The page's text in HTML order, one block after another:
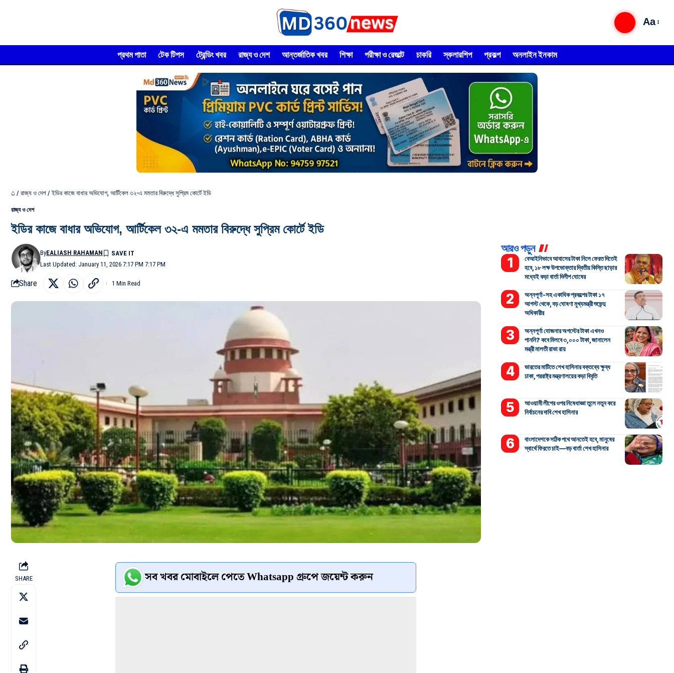
Aa
প্রথম পাতা টেক টিপস ট্রেন্ডিং খবর রাজ্য ও দেশ আন্তর্জাতিক খবর শিক্ষা পরীক্ষা ও রেজাল্ট চাকরি স্কলারশিপ প্রকল্প অনলাইন ইনকাম
⌂ / রাজ্য ও দেশ /ইডির কাজে বাধার অভিযোগ, আর্টিকেল ৩২-এ মমতার বিরুদ্ধে সুপ্রিম কোর্টে ইডি
রাজ্য ও দেশ
ইডির কাজে বাধার অভিযোগ, আর্টিকেল ৩২-এ মমতার বিরুদ্ধে সুপ্রিম কোর্টে ইডি
Last Updated: January 11, 2026 7:17 PM 7:17 PM
ByEALIASH RAHAMAN
Share 1 Min Read
SHARE সব খবর মোবাইলে পেতে Whatsapp গ্রুপে জয়েন্ট করুন
আরও পড়ুন
বেআইনিভাবে আবাসের টাকা নিলে ফেরত দিতেই
হবে, ১৮ লক্ষ উপভোক্তার দ্বিতীয় কিস্তি ছাড়ার
মধ্যেই কড়া বার্তা দিলীপ ঘোষের
অন্নপূর্ণা-সহ একাধিক প্রকল্পের টাকা ১৭
আগস্ট থেকে, বড় ঘোষণা মুখ্যমন্ত্রী শুভেন্দু
অধিকারীর
অন্নপূর্ণা যোজনার অগস্টের টাকা এখনও
পাননি? কবে মিলবে ৩,০০০ টাকা, জানালেন
মন্ত্রী মালতী রাভা রায়
ভারতের মাটিতে শেখ হাসিনার বক্তব্যে ক্ষুব্ধ
ঢাকা, পররাষ্ট্র মন্ত্রণালয়ের কড়া বিবৃতি
আওয়ামী লীগের ওপর নিষেধাজ্ঞা তুলে নতুন করে
নির্বাচনের দাবি শেখ হাসিনার
বাংলাদেশকে সঠিক পথে আনতেই হবে, মানুষের
স্বার্থে ফিরতে চাই—বড় বার্তা শেখ হাসিনার